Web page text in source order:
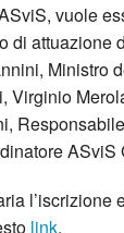
vuole
di attuazione
Ministro
Virginio
ASviS
l’iscrizione
link.